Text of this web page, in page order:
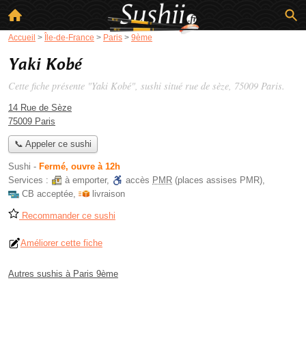
Accueil > Île-de-France > Paris > 9ème
Yaki Kobé
Cette fiche présente "Yaki Kobé", sushi situé rue de sèze, 75009 Paris.
14 Rue de Sèze
75009 Paris
📞 Appeler ce sushi
Sushi - Fermé, ouvre à 12h
Services :
à emporter, accès PMR (places assises PMR),
CB acceptée, livraison
Recommander ce sushi
Améliorer cette fiche
Autres sushis à Paris 9ème